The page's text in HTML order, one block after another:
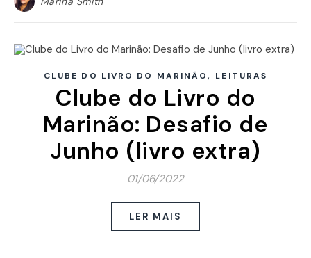
CLUBE DO LIVRO DO MARINÃO, LEITURAS
Clube do Livro do
Marinão: Desafio de
Junho (livro extra)
01/06/2022
LER MAIS